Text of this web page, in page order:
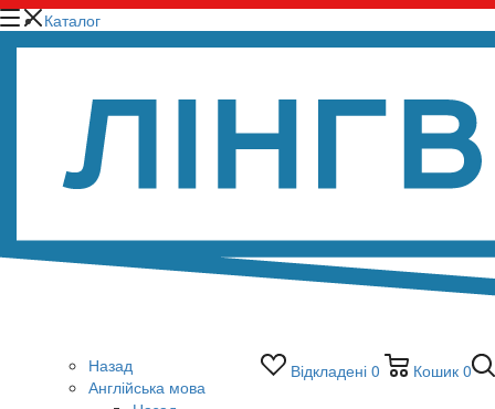
Відкладені 0 Кошик 0
Каталог
Назад
Англійська мова